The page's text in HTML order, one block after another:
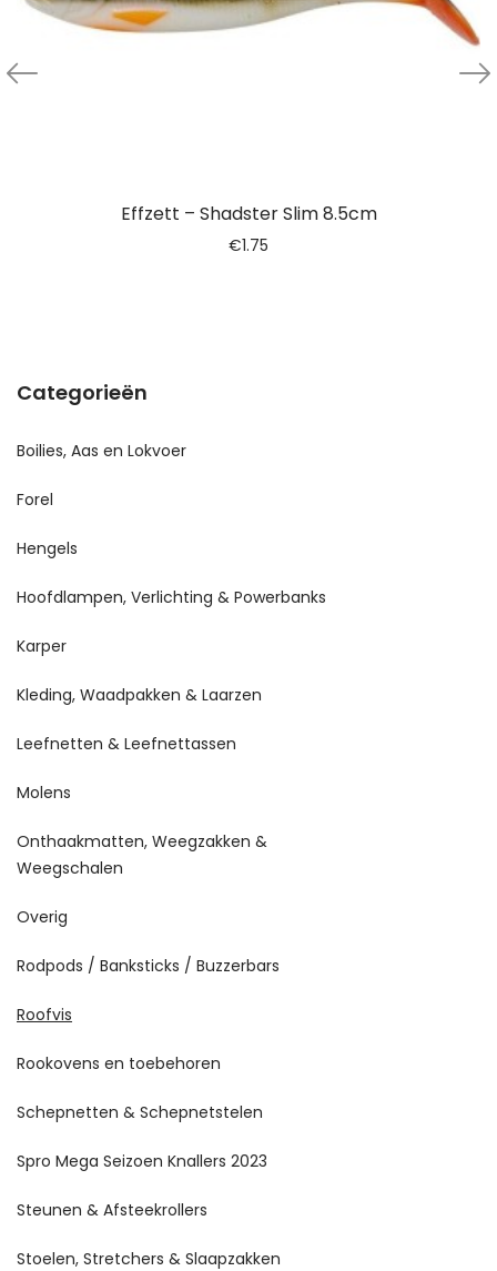
Effzett – Shadster Slim 8.5cm
€1.75
Categorieën
Boilies, Aas en Lokvoer
Forel
Hengels
Hoofdlampen, Verlichting & Powerbanks
Karper
Kleding, Waadpakken & Laarzen
Leefnetten & Leefnettassen
Molens
Onthaakmatten, Weegzakken &
Weegschalen
Overig
Rodpods / Banksticks / Buzzerbars
Roofvis
Rookovens en toebehoren
Schepnetten & Schepnetstelen
Spro Mega Seizoen Knallers 2023
Steunen & Afsteekrollers
Stoelen, Stretchers & Slaapzakken